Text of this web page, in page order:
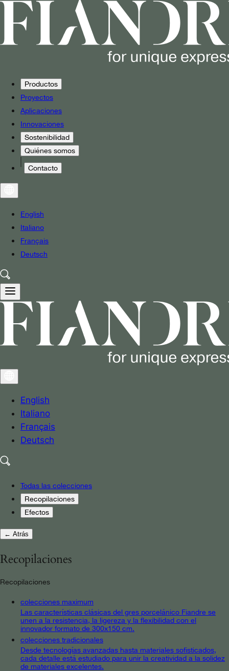
Productos
Proyectos
Aplicaciones
Innovaciones
Sostenibilidad
Quiénes somos
Contacto
English
Italiano
Français
Deutsch
English
Italiano
Français
Deutsch
Todas las colecciones
Recopilaciones
Efectos
← Atrás
Recopilaciones
Recopilaciones
colecciones maximum
Las características clásicas del gres porcelánico Fiandre se
unen a la resistencia, la ligereza y la flexibilidad con el
innovador formato de 300x150 cm.
colecciones tradicionales
Desde tecnologías avanzadas hasta materiales sofisticados,
cada detalle está estudiado para unir la creatividad a la solidez
de materiales excelentes.